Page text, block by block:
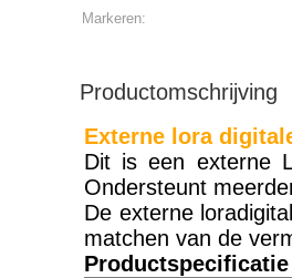
Markeren:
Productomschrijving
Externe lora
Dit is een externe
Ondersteunt
De externe
matchen van de
Productspecificatie